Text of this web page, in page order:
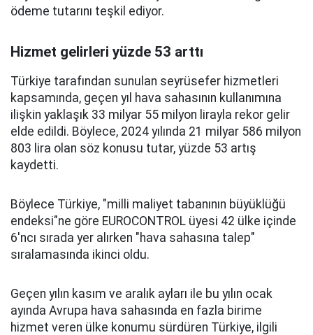
ödeme tutarını teşkil ediyor.
Hizmet gelirleri yüzde 53 arttı
Türkiye tarafından sunulan seyrüsefer hizmetleri
kapsamında, geçen yıl hava sahasının kullanımına
ilişkin yaklaşık 33 milyar 55 milyon lirayla rekor gelir
elde edildi. Böylece, 2024 yılında 21 milyar 586 milyon
803 lira olan söz konusu tutar, yüzde 53 artış
kaydetti.
Böylece Türkiye, "milli maliyet tabanının büyüklüğü
endeksi"ne göre EUROCONTROL üyesi 42 ülke içinde
6'ncı sırada yer alırken "hava sahasına talep"
sıralamasında ikinci oldu.
Geçen yılın kasım ve aralık ayları ile bu yılın ocak
ayında Avrupa hava sahasında en fazla birime
hizmet veren ülke konumu sürdüren Türkiye, ilgili